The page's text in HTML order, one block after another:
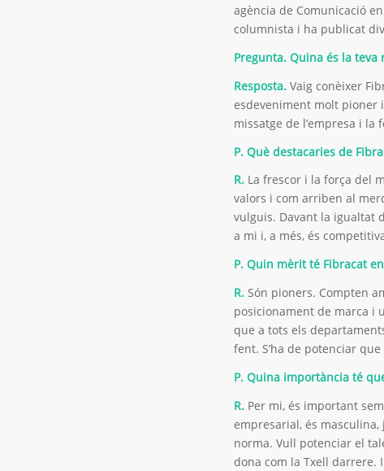
agència de Comunicació
columnista i ha publicat
Pregunta. Quina és la teva
Resposta. Vaig conèixer
esdeveniment molt pioner
missatge de l’empresa i la
P. Què destacaries de
R. La frescor i la força del
valors i com arriben al
vulguis. Davant la igualtat
a mi i, a més, és
P. Quin mèrit té Fibracat
R. Són pioners. Compten
posicionament de marca i
que a tots els
fent. S’ha de potenciar
P. Quina importància té
R. Per mi, és important
empresarial, és
norma. Vull potenciar el
dona com la Txell darrere.